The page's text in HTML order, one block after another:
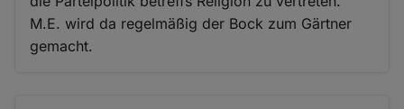
M.E. wird da regelmäßig der Bock zum Gärtner
gemacht.